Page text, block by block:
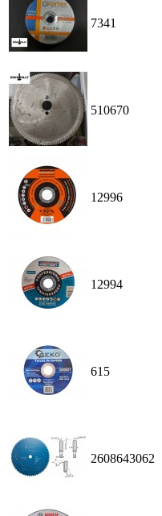
7341
510670
12996
12994
615
2608643062